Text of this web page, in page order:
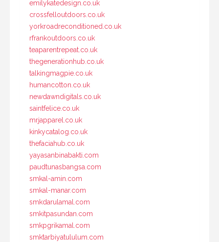
emilykatedesign.co.uk
crossfelloutdoors.co.uk
yorkroadreconditioned.co.uk
rfrankoutdoors.co.uk
teaparentrepeat.co.uk
thegenerationhub.co.uk
talkingmagpie.co.uk
humancotton.co.uk
newdawndigitals.co.uk
saintfelice.co.uk
mrjapparel.co.uk
kinkycatalog.co.uk
thefaciahub.co.uk
yayasanbinabakti.com
paudtunasbangsa.com
smkal-amin.com
smkal-manar.com
smkdarulamal.com
smkitpasundan.com
smkpgrikamal.com
smktarbiyatululum.com